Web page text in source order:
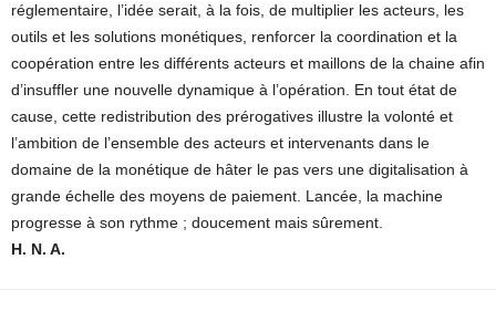
réglementaire, l’idée serait, à la fois, de multiplier les acteurs, les
outils et les solutions monétiques, renforcer la coordination et la
coopération entre les différents acteurs et maillons de la chaine afin
d’insuffler une nouvelle dynamique à l’opération. En tout état de
cause, cette redistribution des prérogatives illustre la volonté et
l’ambition de l’ensemble des acteurs et intervenants dans le
domaine de la monétique de hâter le pas vers une digitalisation à
grande échelle des moyens de paiement. Lancée, la machine
progresse à son rythme ; doucement mais sûrement.
H. N. A.